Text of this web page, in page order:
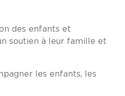
des enfants et
soutien à leur famille et
les enfants, les